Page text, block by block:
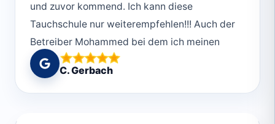
und zuvor kommend. Ich kann diese
Tauchschule nur weiterempfehlen!!! Auch der
Betreiber Mohammed bei dem ich meinen
Kurs gemacht absolviert habe war super nett
und absolut Professionell aber der Spaß ist
auch nie zu kurz gekommen😊Vielen lieben
C. Gerbach